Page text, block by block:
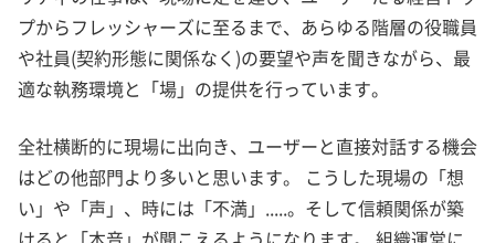
プからフレッシャーズに至るまで、あらゆる階層の役職員
や社員(契約形態に関係なく)の要望や声を聞きながら、最
適な執務環境と「場」の提供を行っています。
全社横断的に現場に出向き、ユーザーと直接対話する機会
はどの他部門より多いと思います。 こうした現場の「想
い」や「声」、時には「不満」.....。そして信頼関係が築